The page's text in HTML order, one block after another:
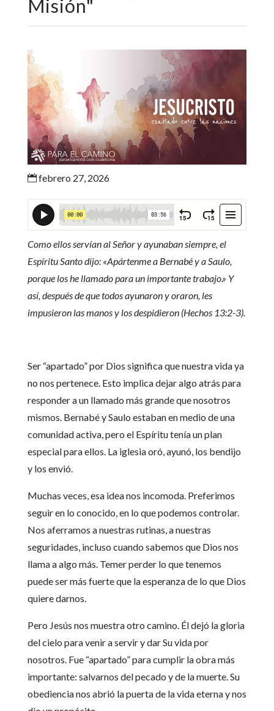
Misión"
febrero 27, 2026
Como ellos servían al Señor y ayunaban siempre, el
Espíritu Santo dijo: «Apártenme a Bernabé y a Saulo,
porque los he llamado para un importante trabajo.» Y
así, después de que todos ayunaron y oraron, les
impusieron las manos y los despidieron (Hechos 13:2-3).
Ser “apartado” por Dios significa que nuestra vida ya
no nos pertenece. Esto implica dejar algo atrás para
responder a un llamado más grande que nosotros
mismos. Bernabé y Saulo estaban en medio de una
comunidad activa, pero el Espíritu tenía un plan
especial para ellos. La iglesia oró, ayunó, los bendijo
y los envió.
Muchas veces, esa idea nos incomoda. Preferimos
seguir en lo conocido, en lo que podemos controlar.
Nos aferramos a nuestras rutinas, a nuestras
seguridades, incluso cuando sabemos que Dios nos
llama a algo más. Temer perder lo que tenemos
puede ser más fuerte que la esperanza de lo que Dios
quiere darnos.
Pero Jesús nos muestra otro camino. Él dejó la gloria
del cielo para venir a servir y dar Su vida por
nosotros. Fue “apartado” para cumplir la obra más
importante: salvarnos del pecado y de la muerte. Su
obediencia nos abrió la puerta de la vida eterna y nos